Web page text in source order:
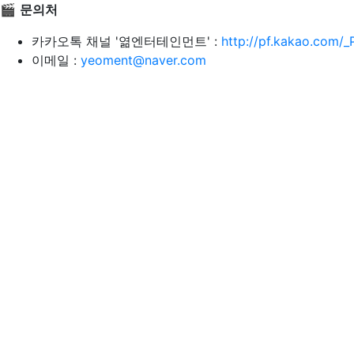
🎬 문의처
카카오톡 채널 '엶엔터테인먼트' : http://pf.kakao.com/
이메일 : yeoment@naver.com